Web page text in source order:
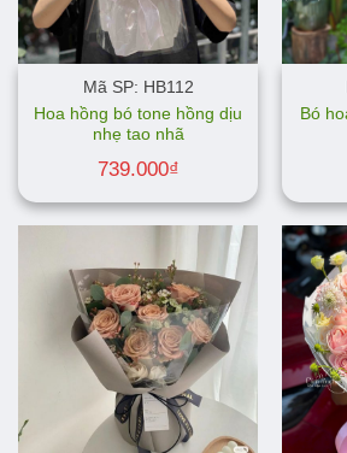
Mã SP: HB112
Hoa hồng bó tone hồng dịu
nhẹ tao nhã
739.000₫
Bó